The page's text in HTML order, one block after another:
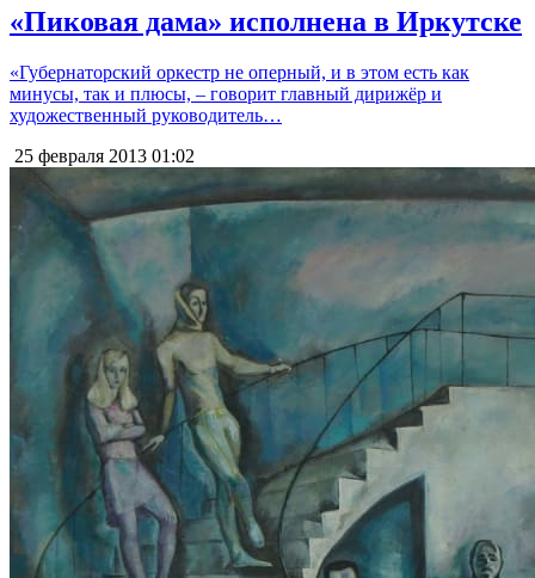
«Пиковая дама» исполнена в Иркутске
«Губернаторский оркестр не оперный, и в этом есть как
минусы, так и плюсы, – говорит главный дирижёр и
художественный руководитель…
25 февраля 2013 01:02